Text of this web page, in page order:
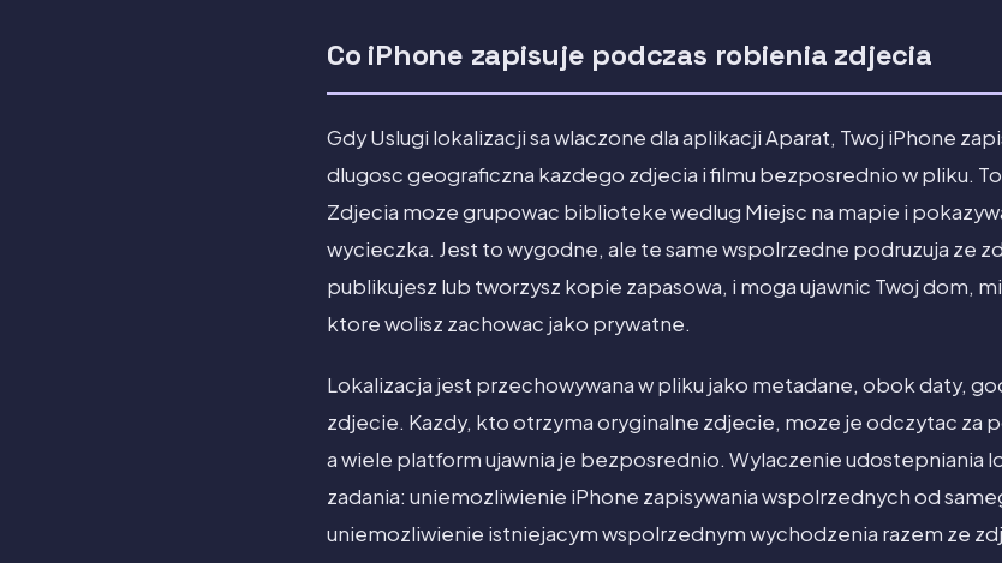
Co iPhone zapisuje podczas robienia zdjecia
Gdy Uslugi lokalizacji sa wlaczone dla aplikacji Aparat, Twoj iPhone
dlugosc geograficzna kazdego zdjecia i filmu bezposrednio w pliku.
Zdjecia moze grupowac biblioteke wedlug Miejsc na mapie i
wycieczka. Jest to wygodne, ale te same wspolrzedne podruzuja ze
publikujesz lub tworzysz kopie zapasowa, i moga ujawnic Twoj dom,
ktore wolisz zachowac jako prywatne.
Lokalizacja jest przechowywana w pliku jako metadane, obok daty,
zdjecie. Kazdy, kto otrzyma oryginalne zdjecie, moze je odczytac za
a wiele platform ujawnia je bezposrednio. Wylaczenie udostepniania
zadania: uniemozliwienie iPhone zapisywania wspolrzednych od
uniemozliwienie istniejacym wspolrzednym wychodzenia razem ze